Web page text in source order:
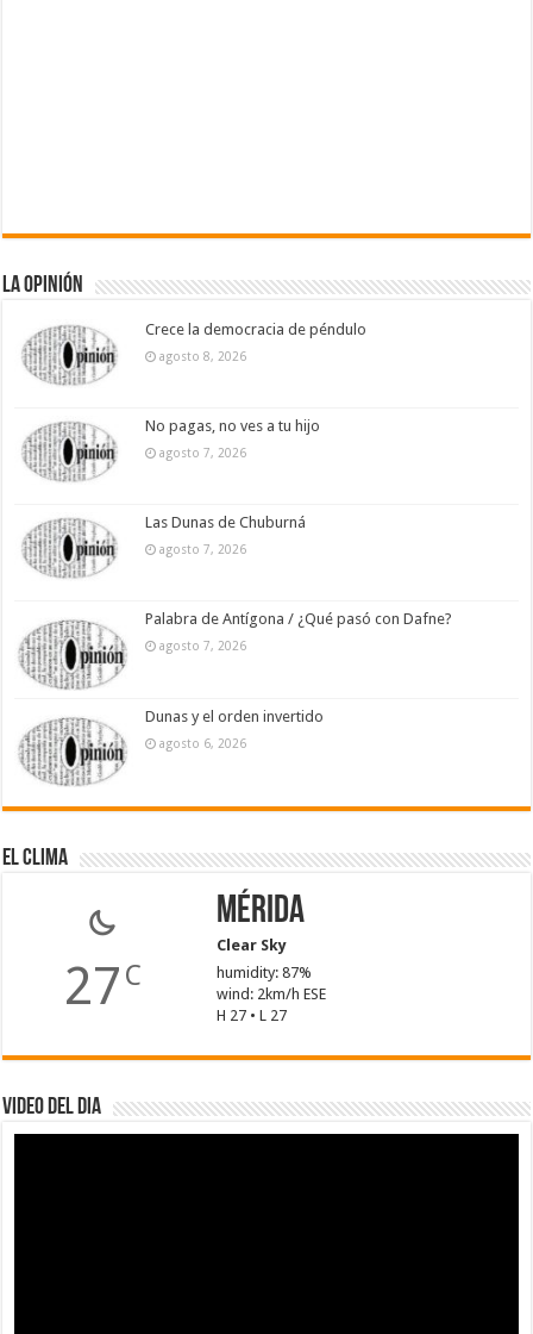
La Opinión
Crece la democracia de péndulo
agosto 8, 2026
No pagas, no ves a tu hijo
agosto 7, 2026
Las Dunas de Chuburná
agosto 7, 2026
Palabra de Antígona / ¿Qué pasó con Dafne?
agosto 7, 2026
Dunas y el orden invertido
agosto 6, 2026
El Clima
27 C
Mérida
Clear Sky
humidity: 87%
wind: 2km/h ESE
H 27 • L 27
Video del dia